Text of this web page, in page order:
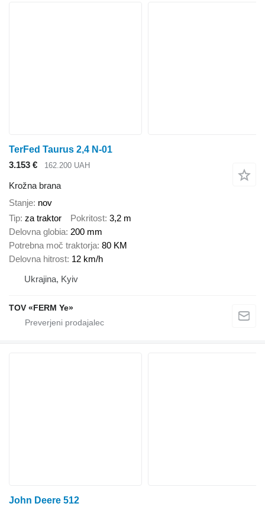
TerFed Taurus 2,4 N-01
3.153 €
162.200 UAH
Krožna brana
Stanje nov
Tip za traktor Pokritost 3,2 m
Delovna globia 200 mm
Potrebna moč traktorja 80 KM
Delovna hitrost 12 km/h
Ukrajina, Kyiv
TOV «FERM Ye»
John Deere 512